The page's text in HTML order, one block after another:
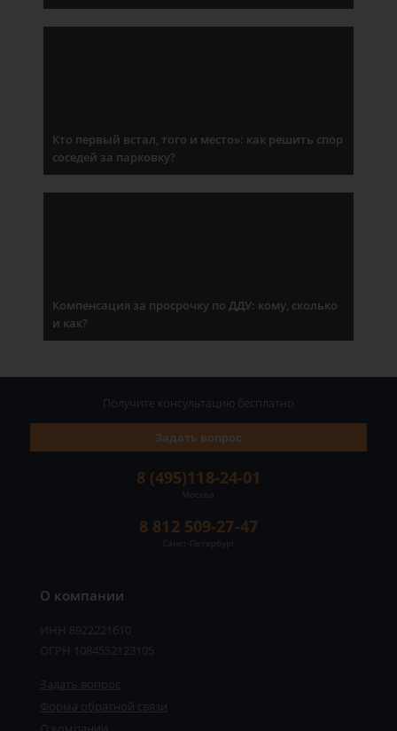
Кто первый встал, того и место»: как решить спор
соседей за парковку?
Компенсация за просрочку по ДДУ: кому, сколько
и как?
О компании
ИНН 8922221610
ОГРН 1084552123105
Задать вопрос
Форма обратной связи
8 (495)118-24-01
Москва
8 812 509-27-47
Санкт-Петербург
Задать вопрос
Получите консультацию бесплатно